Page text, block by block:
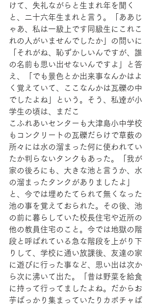
けて、失礼ながらと生まれ年を聞く
と、二十六年生まれと言う。「ああじ
ゃあ、私は一級上です同級生にこれこ
れの人がいませんでしたか」の問いに
「それがね、恥ずかしいんですが、誰
の名前も思い出せないんですよ」と答
え、「でも景色とか出来事なんかはよ
く覚えていて、ここなんかは瓦礫の中
でしたよね」という。そう、私逹が小
学生の頃は、まだこ
こふれあいセンターも大津島小中学校
もコンクリートの瓦礫だらけで草薮の
所々には水の溜まった何に使われてい
たか判らないタンクもあった。「我が
家の後ろにも、大きな池と言うか、水
の溜まったタンクがありましたよ」
と、今では埋めたてられて無くなった
池の事を覚えておられた。その後、池
の前に暮らしていた校長住宅や近所の
他の教員住宅のこと。今では地獄の階
段と呼ばれている急な階段を上がり下
りして、学校に通い放課後、友達の家
に遊びに行った事など、思い出は次か
ら次に沸いて出た。「昔は野菜を給食
に持って行ってましたよね。だからお
芋ばっかり集まっていたりカボチャば